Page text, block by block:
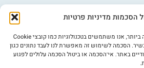
הסכמות מדיניות פרטיות
כדי לספק את החוויה הטובה ביותר, אנו משתמשים בטכנולוגיות כמו קובצי Cookie
הסכמה לשימוש זה מאפשרת לנו לעבד נתונים כגון
באתר. אי־הסכמה או ביטול הסכמה עלולים לפגוע
מידע
תקנון
הרשמה לניוזלטר
פרסמו אצלנו
הצהרת נגישות